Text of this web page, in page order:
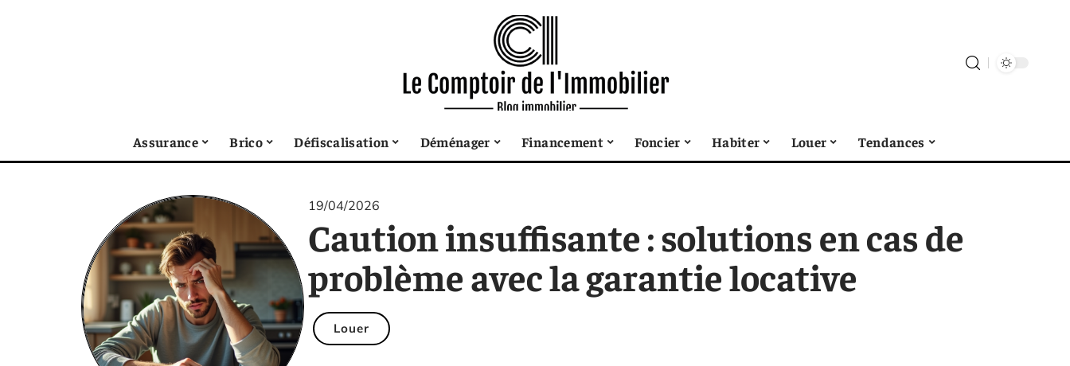
Assurance Brico Défiscalisation Déménager Financement Foncier Habiter Louer Tendances
19/04/2026
Caution insuffisante : solutions en cas de
problème avec la garantie locative
Louer